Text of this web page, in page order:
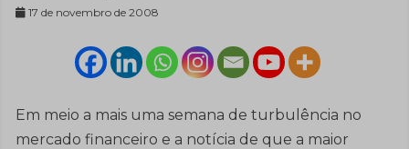
17 de novembro de 2008
Em meio a mais uma semana de turbulência no
mercado financeiro e a notícia de que a maior